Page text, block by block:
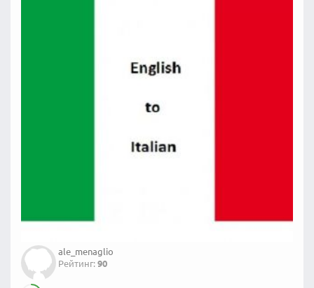
ale_menaglio
Рейтинг:90